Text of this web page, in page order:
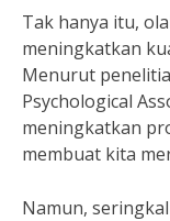
Tak hanya itu,
meningkatkan
Menurut
Psychological
meningkatkan
membuat kita
Namun,